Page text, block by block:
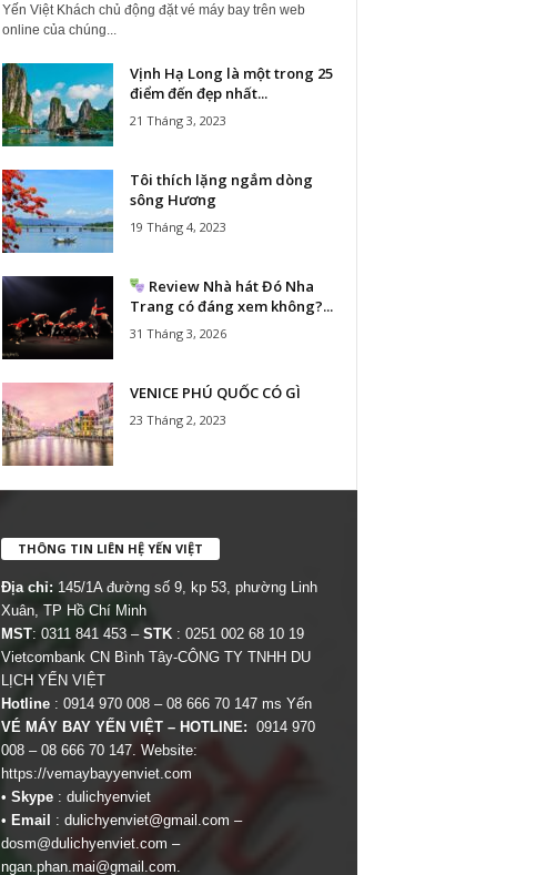
Yến Việt Khách chủ động đặt vé máy bay trên web
online của chúng...
Vịnh Hạ Long là một trong 25
điểm đến đẹp nhất...
21 Tháng 3, 2023
Tôi thích lặng ngắm dòng
sông Hương
19 Tháng 4, 2023
Review Nhà hát Đó Nha
Trang có đáng xem không?...
31 Tháng 3, 2026
VENICE PHÚ QUỐC CÓ GÌ
23 Tháng 2, 2023
THÔNG TIN LIÊN HỆ YẾN VIỆT
Địa chỉ: 145/1A đường số 9, kp 53, phường Linh
Xuân, TP Hồ Chí Minh
MST: 0311 841 453 – STK: 0251 002 68 10 19
Vietcombank CN Bình Tây-CÔNG TY TNHH DU
LỊCH YẾN VIỆT
Hotline : 0914 970 008 – 08 666 70 147 ms Yến
VÉ MÁY BAY YẾN VIỆT – HOTLINE: 0914 970
008 – 08 666 70 147. Website:
https://vemaybayyenviet.com
• Skype: dulichyenviet
• Email : dulichyenviet@gmail.com –
dosm@dulichyenviet.com –
ngan.phan.mai@gmail.com